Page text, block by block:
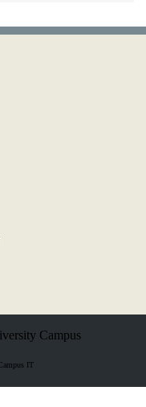
Campus
IT